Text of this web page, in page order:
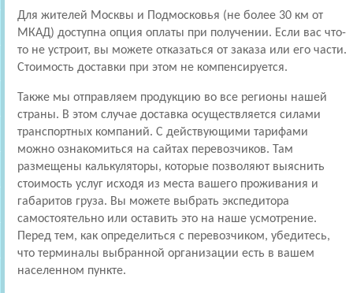
Для жителей Москвы и Подмосковья (не более 30 км от
МКАД) доступна опция оплаты при получении. Если вас что-
то не устроит, вы можете отказаться от заказа или его части.
Стоимость доставки при этом не компенсируется.
Также мы отправляем продукцию во все регионы нашей
страны. В этом случае доставка осуществляется силами
транспортных компаний. С действующими тарифами
можно ознакомиться на сайтах перевозчиков. Там
размещены калькуляторы, которые позволяют выяснить
стоимость услуг исходя из места вашего проживания и
габаритов груза. Вы можете выбрать экспедитора
самостоятельно или оставить это на наше усмотрение.
Перед тем, как определиться с перевозчиком, убедитесь,
что терминалы выбранной организации есть в вашем
населенном пункте.